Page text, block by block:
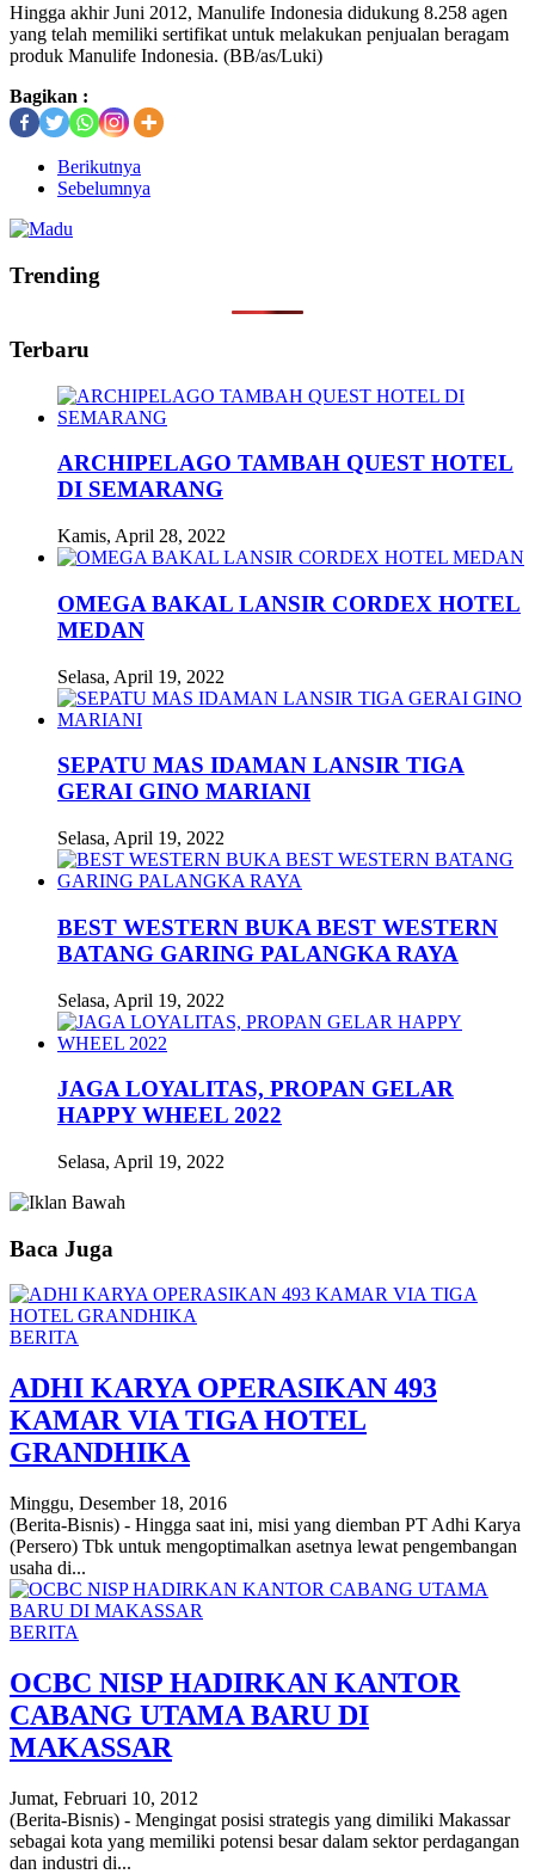
Hingga akhir Juni 2012, Manulife Indonesia didukung 8.258 agen
yang telah memiliki sertifikat untuk melakukan penjualan beragam
produk Manulife Indonesia. (BB/as/Luki)
Bagikan :
Berikutnya
Sebelumnya
Trending
Terbaru
ARCHIPELAGO TAMBAH QUEST HOTEL
DI SEMARANG
Kamis, April 28, 2022
OMEGA BAKAL LANSIR CORDEX HOTEL
MEDAN
Selasa, April 19, 2022
SEPATU MAS IDAMAN LANSIR TIGA
GERAI GINO MARIANI
Selasa, April 19, 2022
BEST WESTERN BUKA BEST WESTERN
BATANG GARING PALANGKA RAYA
Selasa, April 19, 2022
JAGA LOYALITAS, PROPAN GELAR
HAPPY WHEEL 2022
Selasa, April 19, 2022
Baca Juga
BERITA
ADHI KARYA OPERASIKAN 493
KAMAR VIA TIGA HOTEL
GRANDHIKA
Minggu, Desember 18, 2016
(Berita-Bisnis) - Hingga saat ini, misi yang diemban PT Adhi Karya
(Persero) Tbk untuk mengoptimalkan asetnya lewat pengembangan
usaha di...
BERITA
OCBC NISP HADIRKAN KANTOR
CABANG UTAMA BARU DI
MAKASSAR
Jumat, Februari 10, 2012
(Berita-Bisnis) - Mengingat posisi strategis yang dimiliki Makassar
sebagai kota yang memiliki potensi besar dalam sektor perdagangan
dan industri di...